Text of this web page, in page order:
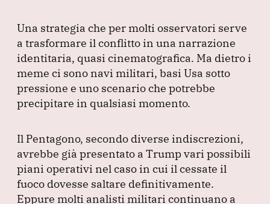
Una strategia che per molti osservatori serve
a trasformare il conflitto in una narrazione
identitaria, quasi cinematografica. Ma dietro i
meme ci sono navi militari, basi Usa sotto
pressione e uno scenario che potrebbe
precipitare in qualsiasi momento.
Il Pentagono, secondo diverse indiscrezioni,
avrebbe già presentato a Trump vari possibili
piani operativi nel caso in cui il cessate il
fuoco dovesse saltare definitivamente.
Eppure molti analisti militari continuano a